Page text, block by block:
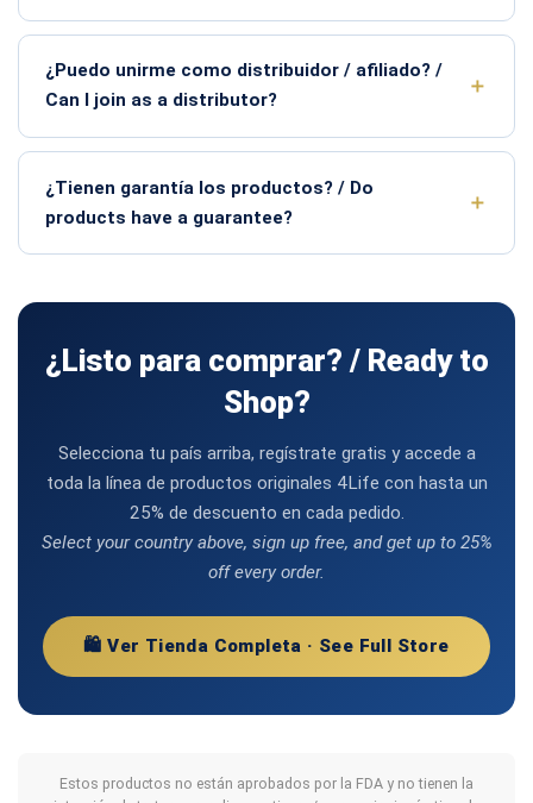
¿Puedo unirme como distribuidor / afiliado? /
Can I join as a distributor?
¿Tienen garantía los productos? / Do
products have a guarantee?
¿Listo para comprar? / Ready to
Shop?
Selecciona tu país arriba, regístrate gratis y accede a
toda la línea de productos originales 4Life con hasta un
25% de descuento en cada pedido.
Select your country above, sign up free, and get up to 25%
off every order.
🛍️ Ver Tienda Completa · See Full Store
Estos productos no están aprobados por la FDA y no tienen la